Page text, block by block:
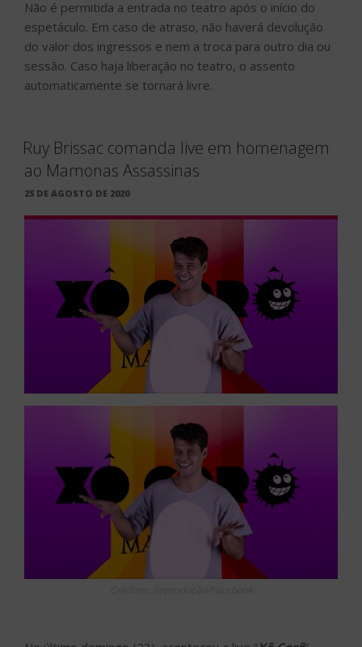
Não é permitida a entrada no teatro após o início do
espetáculo. Em caso de atraso, não haverá devolução
do valor dos ingressos e nem a troca para outro dia ou
sessão. Caso haja liberação no teatro, o assento
automaticamente se tornará livre.
Ruy Brissac comanda live em homenagem
ao Mamonas Assassinas
PUBLICADO
25 DE AGOSTO DE 2020